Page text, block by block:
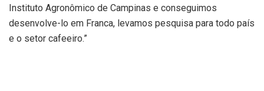
Instituto Agronômico de Campinas e conseguimos
desenvolve-lo em Franca, levamos pesquisa para todo país
e o setor cafeeiro.”